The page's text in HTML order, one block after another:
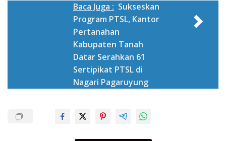
Baca Juga : Sukseskan
Program PTSL, Kantor
Pertanahan
Kabupaten Tanah
Datar Serahkan 61
Sertipikat PTSL di
Nagari Pagaruyung